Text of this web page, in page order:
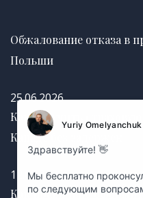
Обжалование отказа в
Польши
25.06.2026
Как получить
Канаде без задержек
12.03.2025
Как правильно